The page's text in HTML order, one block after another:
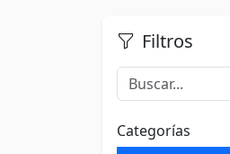
Filtros
Categorías